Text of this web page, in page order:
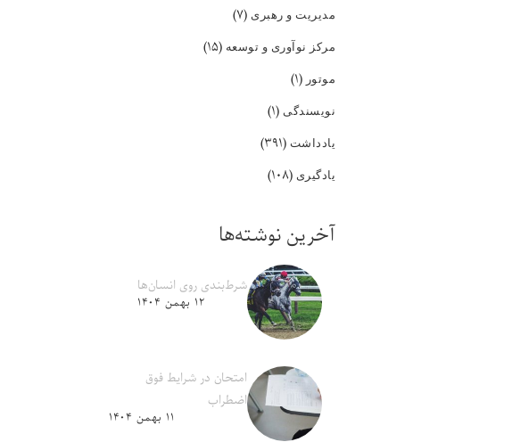
مدیریت و رهبری (۷)
مرکز نوآوری و توسعه (۱۵)
موتور(۱)
نویسندگی (۱)
یادداشت (۳۹۱)
یادگیری (۱۰۸)
آخرین نوشته‌ها
شرط‌بندی روی انسان‌ها
۱۲ بهمن ۱۴۰۴
امتحان در شرایط فوق
اضطراب
۱۱ بهمن ۱۴۰۴